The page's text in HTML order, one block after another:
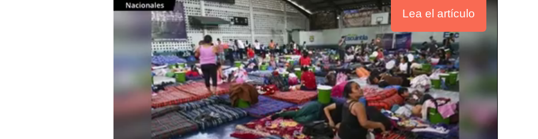
Lea el artículo